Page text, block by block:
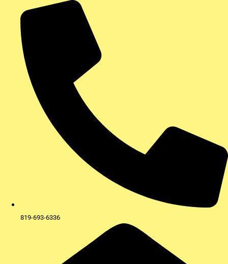
contenu
819-693-6336